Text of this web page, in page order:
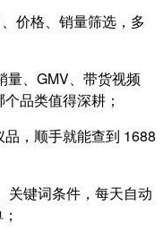
价格、销量筛选，多
量、GMV、带货视频
品类值得深耕；
品，顺手就能查到 1688
关键词条件，每天自动